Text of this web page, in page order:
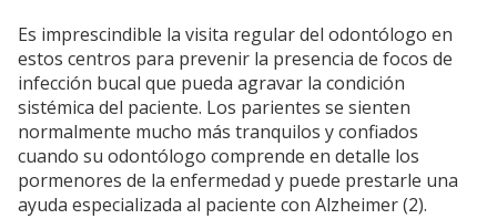
Es imprescindible la visita regular del odontólogo en
estos centros para prevenir la presencia de focos de
infección bucal que pueda agravar la condición
sistémica del paciente. Los parientes se sienten
normalmente mucho más tranquilos y confiados
cuando su odontólogo comprende en detalle los
pormenores de la enfermedad y puede prestarle una
ayuda especializada al paciente con Alzheimer (2).